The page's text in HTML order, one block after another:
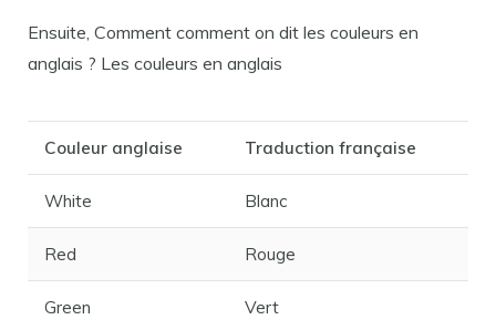
Ensuite, Comment comment on dit les couleurs en
anglais ? Les couleurs en anglais
Couleur anglaise Traduction française
White Blanc
Red Rouge
Green Vert